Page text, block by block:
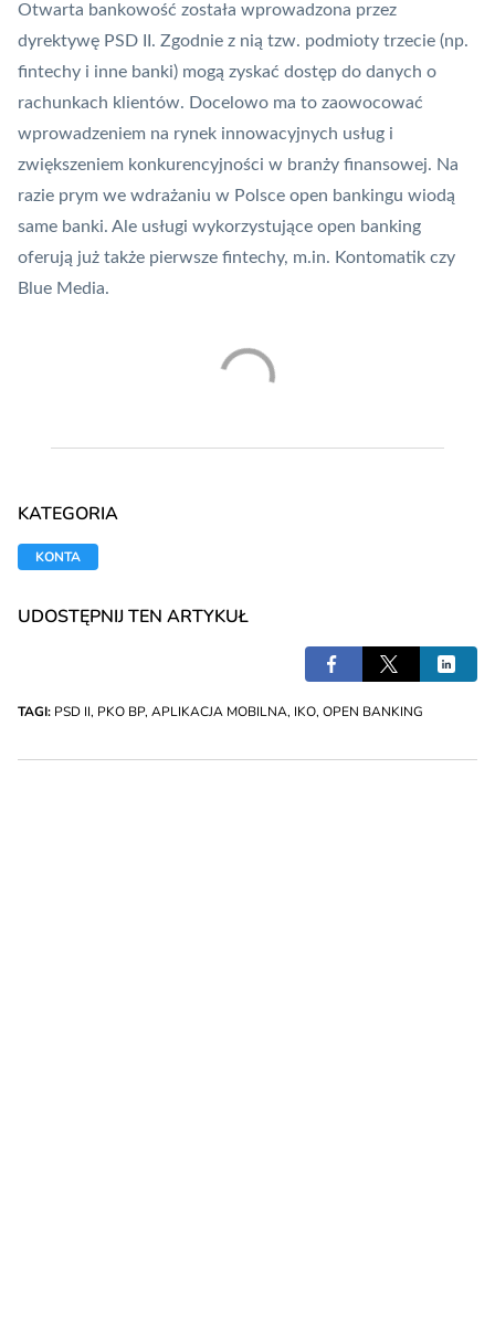
Otwarta bankowość została wprowadzona przez
dyrektywę PSD II . Zgodnie z nią tzw. podmioty trzecie (np.
fintechy i inne banki) mogą zyskać dostęp do danych o
rachunkach klientów. Docelowo ma to zaowocować
wprowadzeniem na rynek innowacyjnych usług i
zwiększeniem konkurencyjności w branży finansowej. Na
razie prym we wdrażaniu w Polsce open bankingu wiodą
same banki. Ale usługi wykorzystujące open banking
oferują już także pierwsze fintechy, m.in. Kontomatik czy
Blue Media.
KATEGORIA
KONTA
UDOSTĘPNIJ TEN ARTYKUŁ
TAGI: PSD II, PKO BP, APLIKACJA MOBILNA, IKO, OPEN BANKING